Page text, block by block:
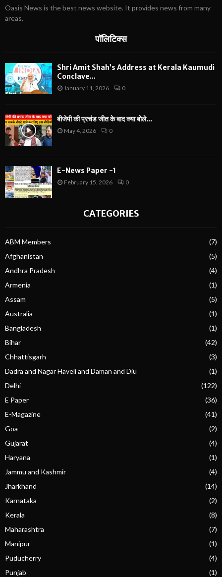
Oasis News is the best news website. It provides news from many
areas.
पॉलिटिक्स
Shri Amit Shah’s Address at Kerala Kaumudi
Conclave...
January 11, 2026 0
बीजेपी की प्रचंड जीत के बाद क्या बोले...
May 4, 2026 0
E-News Paper -1
February 15, 2026 0
CATEGORIES
ABM Members
(7)
Afghanistan
(5)
Andhra Pradesh
(4)
Armenia
(1)
Assam
(5)
Australia
(1)
Bangladesh
(1)
Bihar
(42)
Chhattisgarh
(3)
Dadra and Nagar Haveli and Daman and Diu
(1)
Delhi
(122)
E Paper
(36)
E-Magazine
(41)
Goa
(2)
Gujarat
(4)
Haryana
(1)
Jammu and Kashmir
(4)
Jharkhand
(14)
Karnataka
(2)
Kerala
(8)
Maharashtra
(7)
Manipur
(1)
Puducherry
(4)
Punjab
(1)